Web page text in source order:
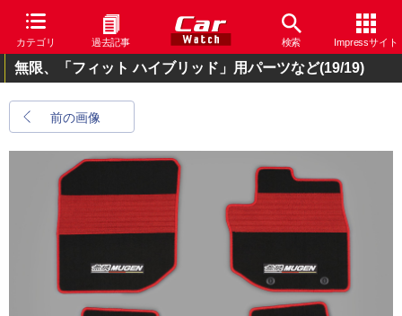
カテゴリ 過去記事 検索 Impressサイト
無限、「フィット ハイブリッド」用パーツなど(19/19)
前の画像